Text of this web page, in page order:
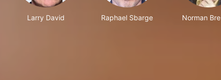
Larry David Raphael Sbarge Norman